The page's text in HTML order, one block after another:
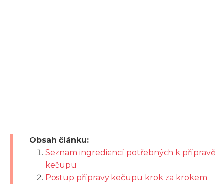
Obsah článku:
Seznam ingrediencí potřebných k přípravě
kečupu
Postup přípravy kečupu krok za krokem